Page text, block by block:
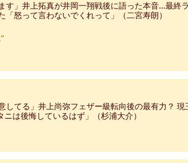
す」井上拓真が井岡一翔戦後に語った本音…最終
怒って言わないでくれって」（二宮寿朗）
してる」井上尚弥フェザー級転向後の最有力？ 現
は後悔しているはず」（杉浦大介）